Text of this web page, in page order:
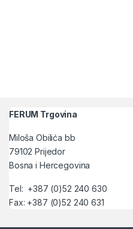
FERUM Trgovina
Miloša Obilića bb
79102 Prijedor
Bosna i Hercegovina
Tel: +387 (0)52 240 630
Fax: +387 (0)52 240 631